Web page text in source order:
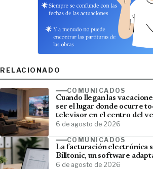
RELACIONADO
COMUNICADOS
Cuando llegan las
ser el lugar donde ocurre
televisor en el centro del
6 de agosto de 2026
COMUNICADOS
La facturación electrónica
Billtonic, un software
6 de agosto de 2026